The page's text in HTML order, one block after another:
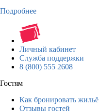
Подробнее
Личный кабинет
Служба поддержки
8 (800) 555 2608
Гостям
Как бронировать жильё
Отзывы гостей